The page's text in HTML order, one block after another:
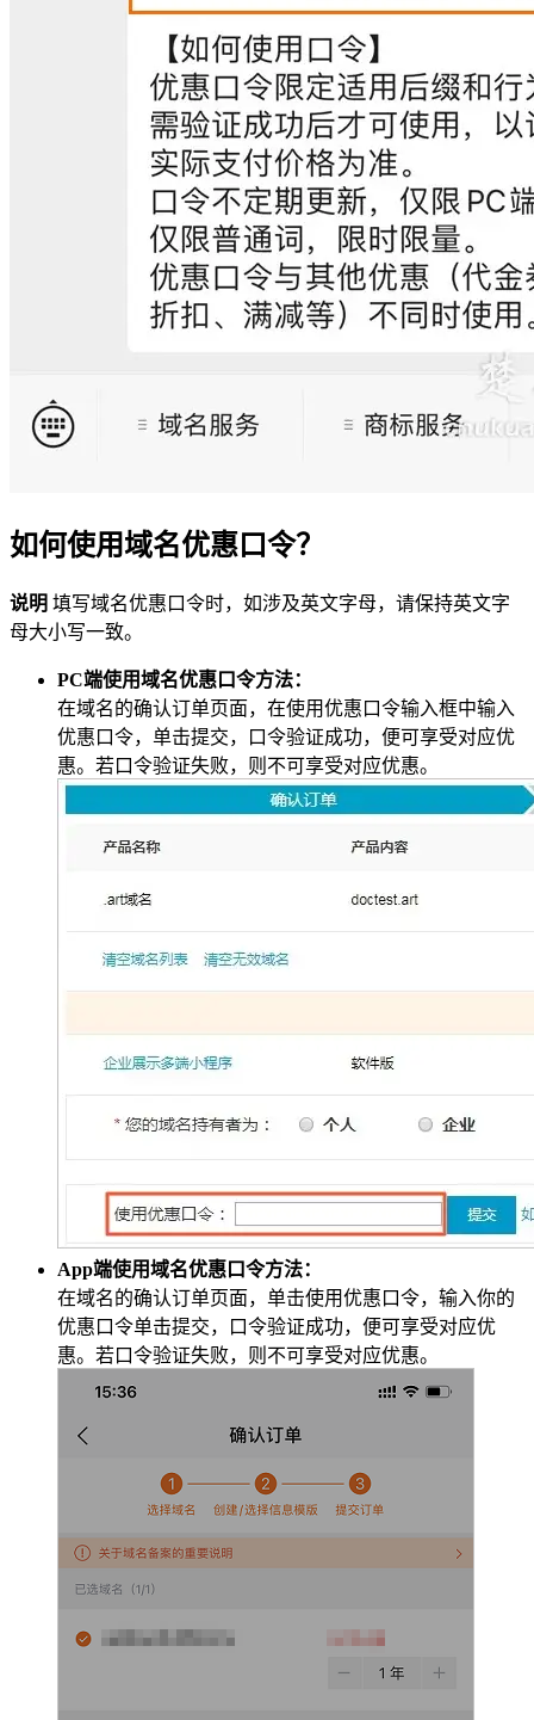
如何使用域名优惠口令？
说明 填写域名优惠口令时，如涉及英文字母，请保持英文字
母大小写一致。
PC端使用域名优惠口令方法：
在域名的确认订单页面，在使用优惠口令输入框中输入
优惠口令，单击提交，口令验证成功，便可享受对应优
惠。若口令验证失败，则不可享受对应优惠。
App端使用域名优惠口令方法：
在域名的确认订单页面，单击使用优惠口令，输入你的
优惠口令单击提交，口令验证成功，便可享受对应优
惠。若口令验证失败，则不可享受对应优惠。